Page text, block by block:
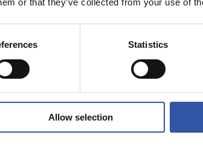
or that they’ve collected from your use of
Statistics
Allow selection